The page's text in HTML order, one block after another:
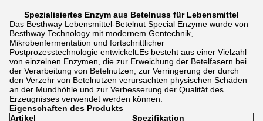
Spezialisiertes Enzym aus Betelnuss für Lebensmittel
Das Besthway Lebensmittel-Betelnut Special Enzyme wurde von
Besthway Technology mit modernem Gentechnik,
Mikrobenfermentation und fortschrittlicher
Postprozesstechnologie entwickelt.Es besteht aus einer Vielzahl
von einzelnen Enzymen, die zur Erweichung der Betelfasern bei
der Verarbeitung von Betelnutzen, zur Verringerung der durch
den Verzehr von Betelnutzen verursachten physischen Schäden
an der Mundhöhle und zur Verbesserung der Qualität des
Erzeugnisses verwendet werden können.
Eigenschaften des Produkts
Artikel
Spezifikation